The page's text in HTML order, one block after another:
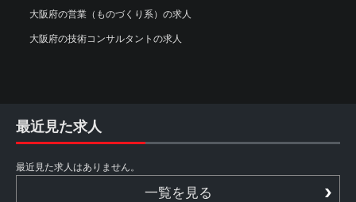
大阪府の営業（ものづくり系）の求人
大阪府の技術コンサルタントの求人
最近見た求人
最近見た求人はありません。
一覧を見る